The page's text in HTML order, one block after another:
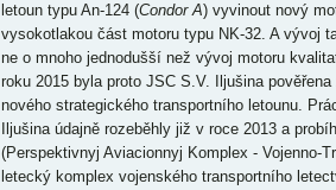
letoun typu An-124 (Condor A) vyvinout nový
vysokotlakou část motoru typu NK-32. A vývoj
ne o mnoho jednodušší než vývoj motoru
roku 2015 byla proto JSC S.V. Iljušina
nového strategického transportního letounu.
Iljušina údajně rozeběhly již v roce 2013 a
(Perspektivnyj Aviacionnyj Komplex - Vojenno-
letecký komplex vojenského transportního